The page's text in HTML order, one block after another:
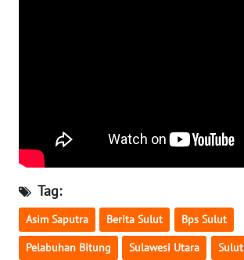
Tag:
Asim Saputra Berita Sulut Bps Sulut
Pelabuhan Bitung Sulawesi Utara Sulut
SULTENG
WN
SULBAR